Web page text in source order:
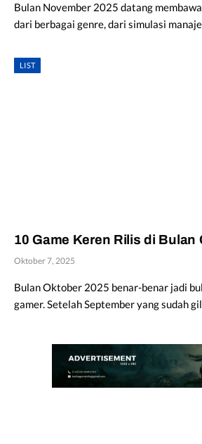
Bulan November 2025 datang
dari berbagai genre, dari simulasi
LIST
10 Game Keren Rilis di Bulan
Oktober 7, 2025
Bulan Oktober 2025 benar-benar jadi
gamer. Setelah September yang sudah